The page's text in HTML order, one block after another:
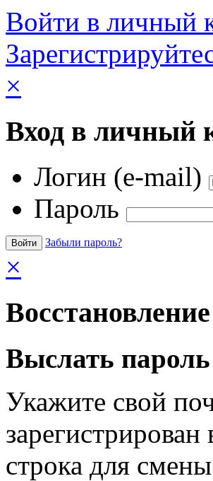
Войти в личный
×
Вход в личный
Логин (e-mail)
Пароль
Забыли пароль?
×
Выслать
Укажите свой
строка для